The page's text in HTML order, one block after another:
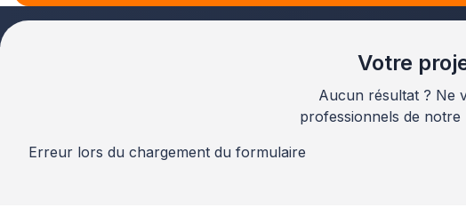
Votre
Aucun résultat ? Ne
professionnels de
Erreur lors du chargement du formulaire